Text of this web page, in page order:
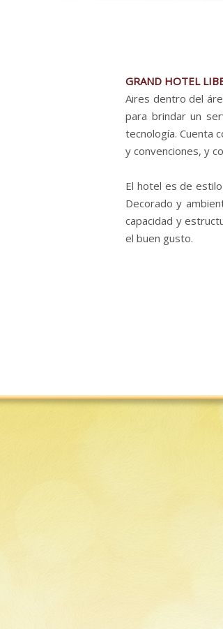
GRAND HOTEL
Aires dentro del
para brindar un
tecnología. Cuenta
y convenciones, y
El hotel es de
Decorado y
capacidad y
el buen gusto.